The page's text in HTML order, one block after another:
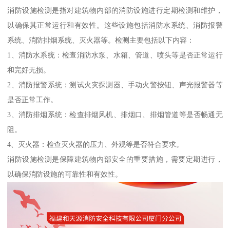
消防设施检测是指对建筑物内部的消防设施进行定期检测和维护，
以确保其正常运行和有效性。这些设施包括消防水系统、消防报警
系统、消防排烟系统、灭火器等。检测主要包括以下内容：
1、消防水系统：检查消防水泵、水箱、管道、喷头等是否正常运行
和完好无损。
2、消防报警系统：测试火灾探测器、手动火警按钮、声光报警器等
是否正常工作。
3、消防排烟系统：检查排烟风机、排烟口、排烟管道等是否畅通无
阻。
4、灭火器：检查灭火器的压力、外观等是否符合要求。
消防设施检测是保障建筑物内部安全的重要措施，需要定期进行，
以确保消防设施的可靠性和有效性。